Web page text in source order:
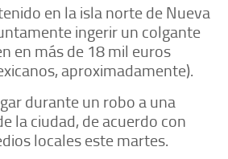
en la isla norte de Nueva
ingerir un colgante
en más de 18 mil euros
aproximadamente).
durante un robo a una
la ciudad, de acuerdo con
locales este martes.